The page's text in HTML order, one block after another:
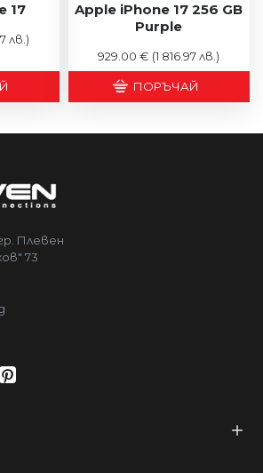
17
лв.)
Apple iPhone 17 256 GB
Purple
929.00 € (1 816.97 лв.)
ПОРЪЧАЙ
Плевен
73